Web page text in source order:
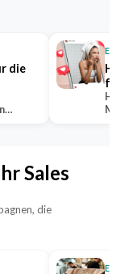
die
für
Sales
die